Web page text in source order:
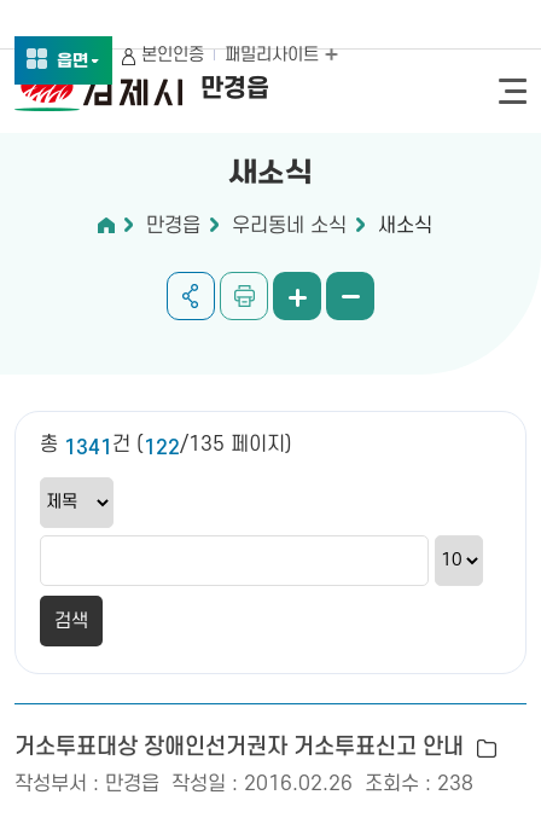
만경읍
읍면 본인인증 패밀리사이트
새소식
만경읍 우리동네 소식 새소식
총 1341 건 ( 122/135 페이지)
거소투표대상 장애인선거권자 거소투표신고 안내
작성부서 : 만경읍 작성일 : 2016.02.26 조회수 : 238